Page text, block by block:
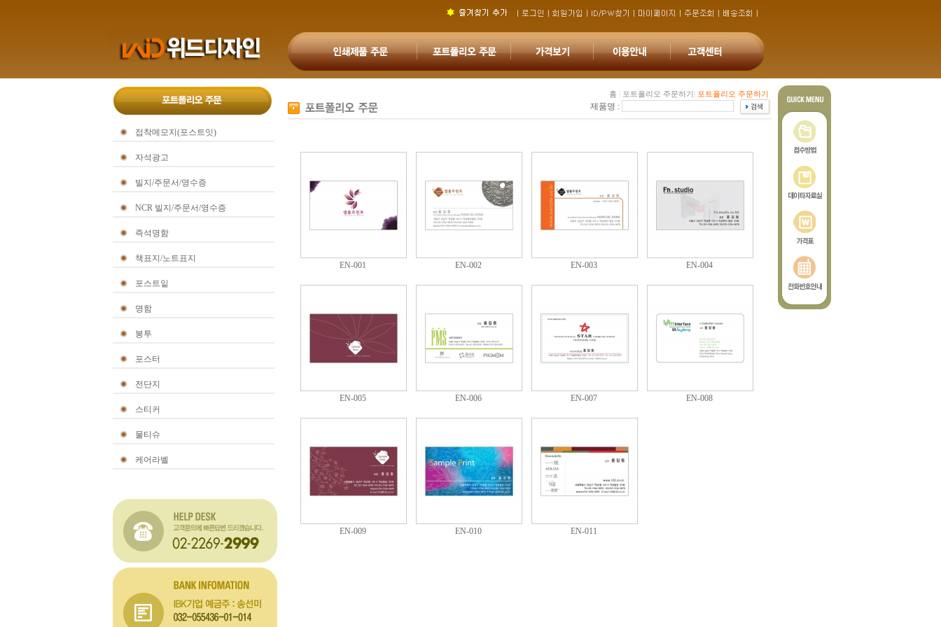
접착메모지(포스트잇)
자석광고
빌지/주문서/영수증
NCR 빌지/주문서/영수증
즉석명함
책표지/노트표지
포스트잍
명함
봉투
포스터
전단지
스티커
물티슈
케어라벨
홈 포트폴리오 주문하기 포트폴리오 주문하기
제품명 :
EN-001 EN-002 EN-003 EN-004
EN-005 EN-006 EN-007 EN-008
EN-009 EN-010 EN-011